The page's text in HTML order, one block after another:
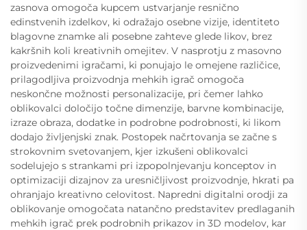
zasnova omogoča kupcem ustvarjanje resnično
edinstvenih izdelkov, ki odražajo osebne vizije, identiteto
blagovne znamke ali posebne zahteve glede likov, brez
kakršnih koli kreativnih omejitev. V nasprotju z masovno
proizvedenimi igračami, ki ponujajo le omejene različice,
prilagodljiva proizvodnja mehkih igrač omogoča
neskončne možnosti personalizacije, pri čemer lahko
oblikovalci določijo točne dimenzije, barvne kombinacije,
izraze obraza, dodatke in podrobne podrobnosti, ki likom
dodajo življenjski znak. Postopek načrtovanja se začne s
strokovnim svetovanjem, kjer izkušeni oblikovalci
sodelujejo s strankami pri izpopolnjevanju konceptov in
optimizaciji dizajnov za uresničljivost proizvodnje, hkrati pa
ohranjajo kreativno celovitost. Napredni digitalni orodji za
oblikovanje omogočata natančno predstavitev predlaganih
mehkih igrač prek podrobnih prikazov in 3D modelov, kar